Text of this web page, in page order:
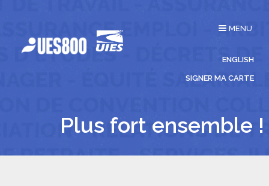
Affichage
MENU
ENGLISH
SIGNER MA CARTE
Plus fort ensemble !